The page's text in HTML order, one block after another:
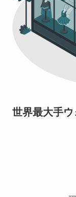
世界最大手